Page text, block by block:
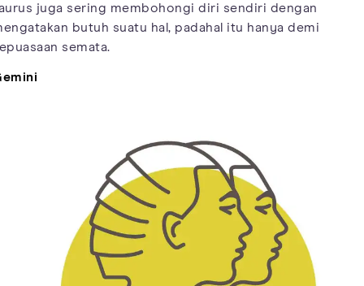
juga sering membohongi diri sendiri dengan
butuh suatu hal, padahal itu hanya demi
semata.